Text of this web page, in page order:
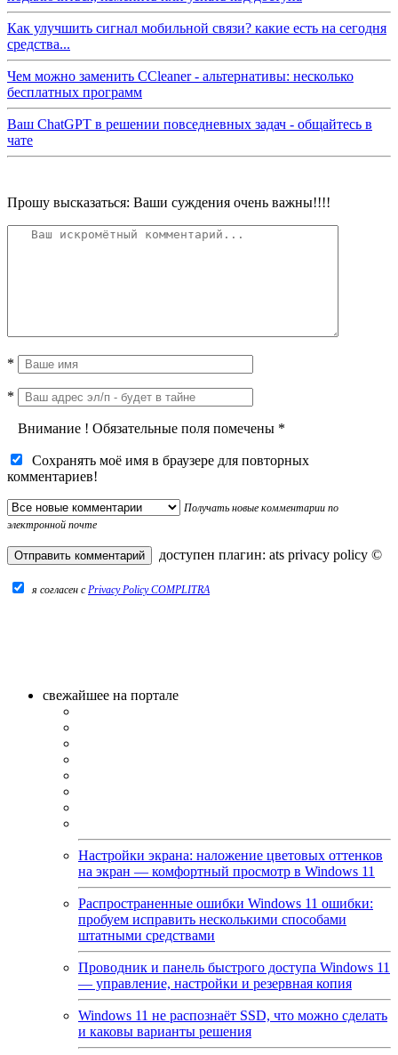
Как улучшить сигнал мобильной связи? какие есть на сегодня
средства...
Чем можно заменить CCleaner - альтернативы: несколько
бесплатных программ
Ваш ChatGPT в решении повседневных задач - общайтесь в
чате
Прошу высказаться: Ваши суждения очень важны!!!!
*
*
Внимание ! Обязательные поля помечены *
Сохранять моё имя в браузере для повторных
комментариев!
Получать новые комментарии по
электронной почте
доступен плагин: ats privacy policy ©
я согласен cPrivacy Policy COMPLITRA
свежайшее на портале
Настройки экрана: наложение цветовых оттенков
на экран — комфортный просмотр в Windows 11
Распространенные ошибки Windows 11 ошибки:
пробуем исправить несколькими способами
штатными средствами
Проводник и панель быстрого доступа Windows 11
— управление, настройки и резервная копия
Windows 11 не распознаёт SSD, что можно сделать
и каковы варианты решения